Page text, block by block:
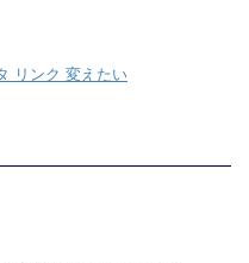
リンク 変えたい